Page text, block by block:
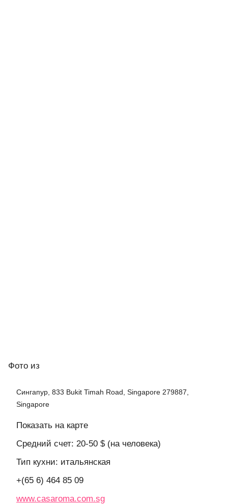
Фото из
Сингапур, 833 Bukit Timah Road, Singapore 279887,
Singapore
Показать на карте
Средний счет: 20-50 $ (на человека)
Тип кухни: итальянская
+(65 6) 464 85 09
www.casaroma.com.sg